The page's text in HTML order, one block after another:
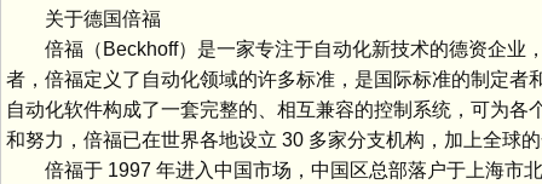
关于德国倍福
倍福（Beckhoff）是一家专注于自动化新技术的德资企业
者，倍福定义了自动化领域的许多标准，是国际标准的制定
自动化软件构成了一套完整的、相互兼容的控制系统，可为
和努力，倍福已在世界各地设立 30 多家分支机构，加上全球
倍福于 1997 年进入中国市场，中国区总部落户于上海市